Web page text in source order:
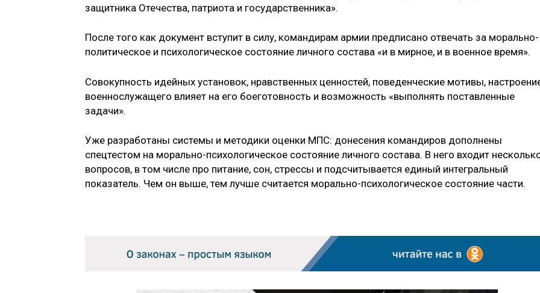
защитника Отечества, патриота и государственника».
После того как документ вступит в силу, командирам армии предписано отвечать за морально-
политическое и психологическое состояние личного состава «и в мирное, и в военное время».
Совокупность идейных установок, нравственных ценностей, поведенческие мотивы,
военнослужащего влияет на его боеготовность и возможность «выполнять поставленные
задачи».
Уже разработаны системы и методики оценки МПС: донесения командиров дополнены
спецтестом на морально-психологическое состояние личного состава. В него входит
вопросов, в том числе про питание, сон, стрессы и подсчитывается единый интегральный
показатель. Чем он выше, тем лучше считается морально-психологическое состояние части.